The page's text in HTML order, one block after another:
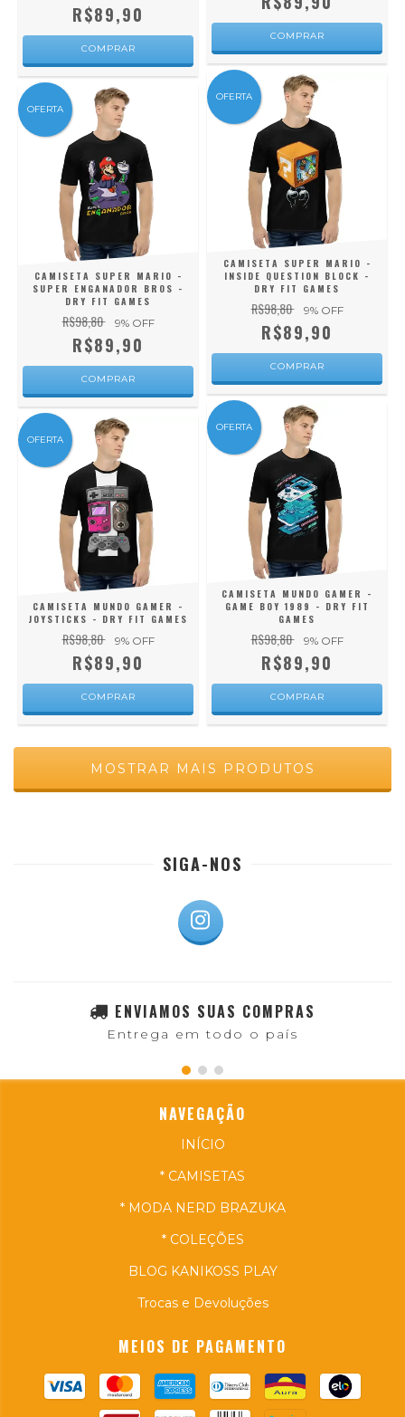
R$89,90
COMPRAR
COMPRAR
OFERTA
CAMISETA SUPER MARIO -
SUPER ENGANADOR BROS -
DRY FIT GAMES
R$98,80 9% OFF
R$89,90
COMPRAR
OFERTA
CAMISETA SUPER MARIO -
INSIDE QUESTION BLOCK -
DRY FIT GAMES
R$98,80 9% OFF
R$89,90
COMPRAR
OFERTA
CAMISETA MUNDO GAMER -
JOYSTICKS - DRY FIT GAMES
R$98,80 9% OFF
R$89,90
COMPRAR
OFERTA
CAMISETA MUNDO GAMER -
GAME BOY 1989 - DRY FIT
GAMES
R$98,80 9% OFF
R$89,90
COMPRAR
MOSTRAR MAIS PRODUTOS
SIGA-NOS
ENVIAMOS SUAS COMPRAS
Entrega em todo o país
NAVEGAÇÃO
INÍCIO
* CAMISETAS
* MODA NERD BRAZUKA
* COLEÇÕES
BLOG KANIKOSS PLAY
Trocas e Devoluções
MEIOS DE PAGAMENTO